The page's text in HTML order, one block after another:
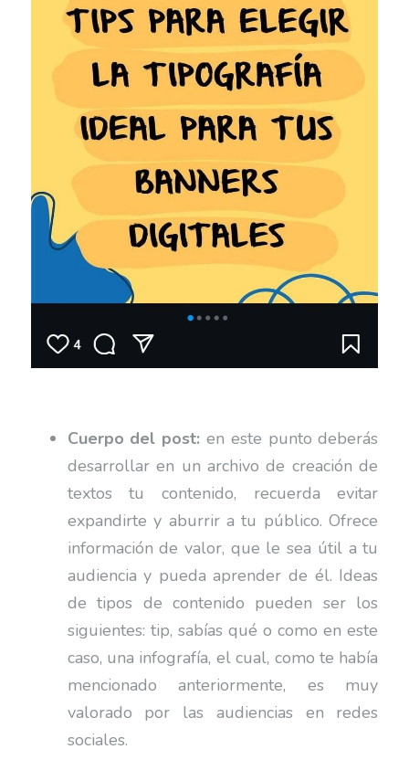
Cuerpo del post: en este punto deberás
desarrollar en un archivo de creación de
textos tu contenido, recuerda evitar
expandirte y aburrir a tu público. Ofrece
información de valor, que le sea útil a tu
audiencia y pueda aprender de él. Ideas
de tipos de contenido pueden ser los
siguientes: tip, sabías qué o como en este
caso, una infografía, el cual, como te había
mencionado anteriormente, es muy
valorado por las audiencias en redes
sociales.